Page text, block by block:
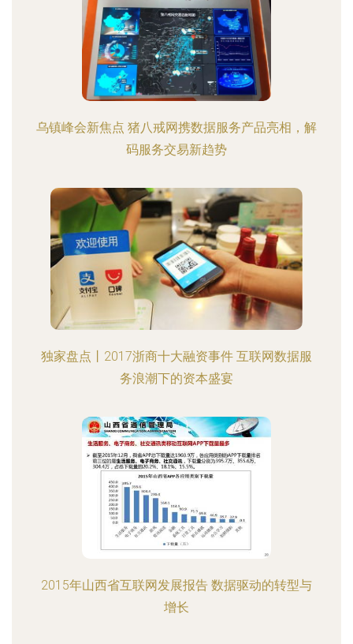
乌镇峰会新焦点 猪八戒网携数据服务产品亮相，解
码服务交易新趋势
独家盘点丨2017浙商十大融资事件 互联网数据服
务浪潮下的资本盛宴
2015年山西省互联网发展报告 数据驱动的转型与
增长